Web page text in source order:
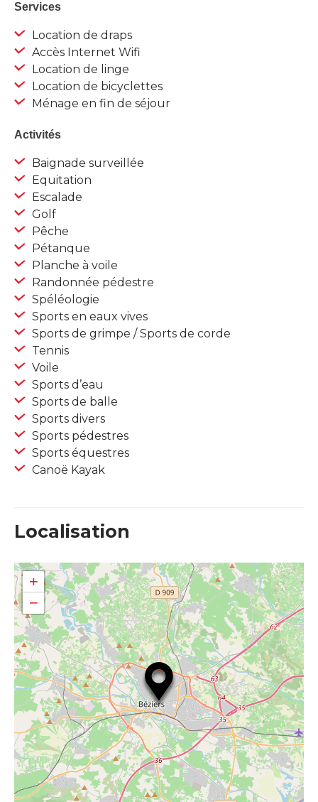
Services
Location de draps
Accès Internet Wifi
Location de linge
Location de bicyclettes
Ménage en fin de séjour
Activités
Baignade surveillée
Equitation
Escalade
Golf
Pêche
Pétanque
Planche à voile
Randonnée pédestre
Spéléologie
Sports en eaux vives
Sports de grimpe / Sports de corde
Tennis
Voile
Sports d’eau
Sports de balle
Sports divers
Sports pédestres
Sports équestres
Canoë Kayak
Localisation
+
−